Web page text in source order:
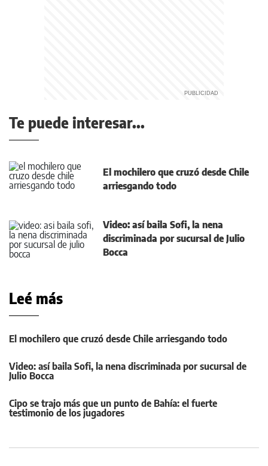
Te puede interesar...
El mochilero que cruzó desde Chile
arriesgando todo
Video: así baila Sofi, la nena
discriminada por sucursal de Julio
Bocca
Leé más
El mochilero que cruzó desde Chile arriesgando todo
Video: así baila Sofi, la nena discriminada por sucursal de
Julio Bocca
Cipo se trajo más que un punto de Bahía: el fuerte
testimonio de los jugadores